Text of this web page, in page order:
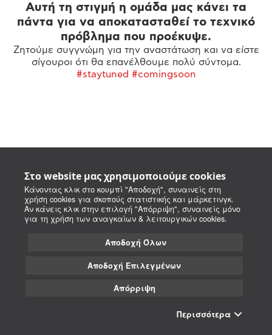
Στο website μας χρησιμοποιούμε cookies
Κάνοντας κλικ στο κουμπί "Αποδοχή", συναινείς στη
χρήση cookies για σκοπούς στατιστικής και μάρκετινγκ.
Αν κάνεις κλικ στην επιλογή "Απόρριψη", συναινείς μόνο
για τη χρήση των αναγκαίων & λειτουργικών cookies.
Αποδοχή Όλων
Αποδοχή Επιλεγμένων
Απόρριψη
Περισσότερα
Αυτή τη στιγμή η ομάδα μας κάνει τα
πάντα για να αποκατασταθεί το τεχνικό
πρόβλημα που προέκυψε.
Ζητούμε συγγνώμη για την αναστάτωση και να είστε
σίγουροι ότι θα επανέλθουμε πολύ σύντομα.
#staytuned #comingsoon